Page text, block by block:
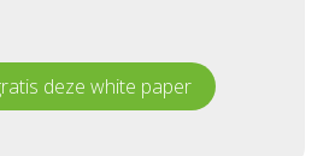
deze white paper